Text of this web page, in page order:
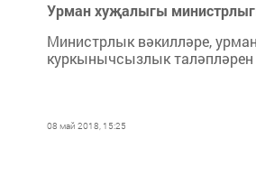
Урман хуҗалыгы
Министрлык вәкилләре,
куркынычсызлык таләпләрен
08 май 2018, 15:25